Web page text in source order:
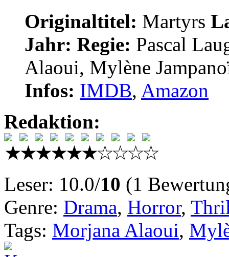
Originaltitel: Martyrs
Jahr: Regie: Pascal
Alaoui, Mylène
Infos: IMDB, Amazon
Redaktion:
Leser: 10.0/10 (1
Genre: Drama, Horror,
Tags: Morjana Alaoui,